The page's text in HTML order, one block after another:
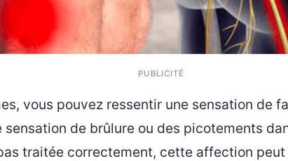
PUBLICITÉ
vous pouvez ressentir une sensation de
sensation de brûlure ou des picotements
traitée correctement, cette affection